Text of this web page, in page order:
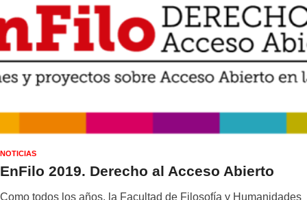
NOTICIAS
EnFilo 2019. Derecho al Acceso Abierto
Como todos los años, la Facultad de Filosofía y Humanidades